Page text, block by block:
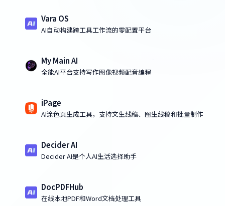
Vara OS
AI自动构建跨工具工作流的零配置平台
My Main AI
全能AI平台支持写作图像视频配音编程
iPage
AI涂色页生成工具，支持文生线稿、图生线稿和批量制作
Decider AI
Decider AI是个人AI生活选择助手
DocPDFHub
在线本地PDF和Word文档处理工具